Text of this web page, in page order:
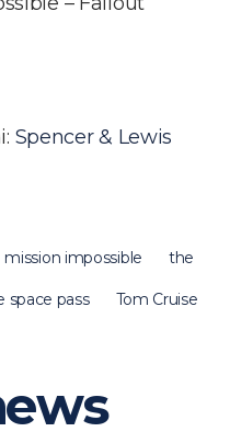
Spencer & Lewis
mission impossible the
space pass Tom Cruise